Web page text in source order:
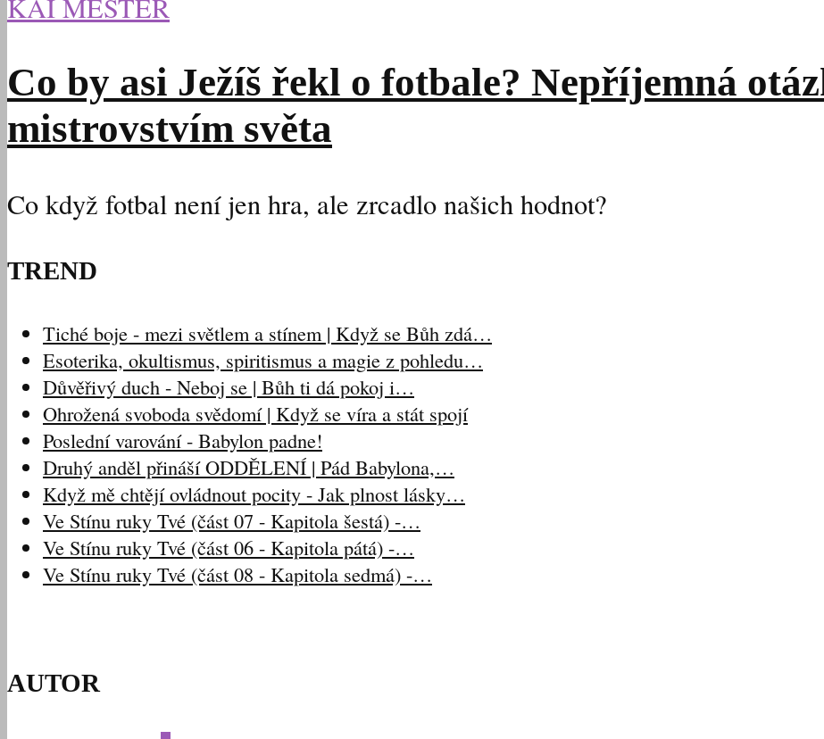
KAI MESTER
Co by asi Ježíš řekl o fotbale? Nepříjemná
mistrovstvím světa
Co když fotbal není jen hra, ale zrcadlo našich hodnot?
TREND
Tiché boje - mezi světlem a stínem | Když se Bůh zdá…
Esoterika, okultismus, spiritismus a magie z pohledu…
Důvěřivý duch - Neboj se | Bůh ti dá pokoj i…
Ohrožená svoboda svědomí | Když se víra a stát spojí
Poslední varování - Babylon padne!
Druhý anděl přináší ODDĚLENÍ | Pád Babylona,…
Když mě chtějí ovládnout pocity - Jak plnost lásky…
Ve Stínu ruky Tvé (část 07 - Kapitola šestá) -…
Ve Stínu ruky Tvé (část 06 - Kapitola pátá) -…
Ve Stínu ruky Tvé (část 08 - Kapitola sedmá) -…
AUTOR